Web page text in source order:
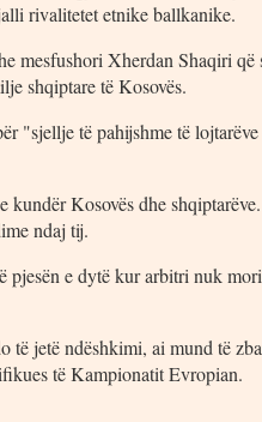
rivalitetet etnike ballkanike.
mesfushori Xherdan Shaqiri që
shqiptare të Kosovës.
"sjellje të pahijshme të
Kosovës dhe
ndaj tij.
e dytë kur arbitri nuk
jetë ndëshkimi, ai mund të
të Kampionatit Evropian.